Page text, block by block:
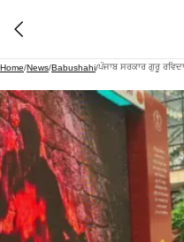
Home/News/Babushahi/